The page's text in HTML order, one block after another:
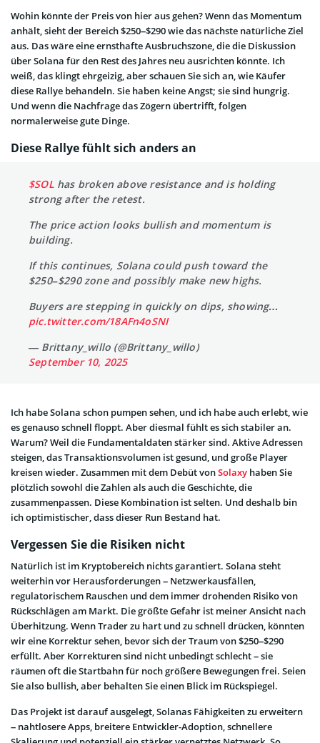
Wohin könnte der Preis von hier aus gehen? Wenn das Momentum
anhält, sieht der Bereich $250–$290 wie das nächste natürliche Ziel
aus. Das wäre eine ernsthafte Ausbruchszone, die die Diskussion
über Solana für den Rest des Jahres neu ausrichten könnte. Ich
weiß, das klingt ehrgeizig, aber schauen Sie sich an, wie Käufer
diese Rallye behandeln. Sie haben keine Angst; sie sind hungrig.
Und wenn die Nachfrage das Zögern übertrifft, folgen
normalerweise gute Dinge.
Diese Rallye fühlt sich anders an
$SOLhas broken above resistance and is holding
strong after the retest.
The price action looks bullish and momentum is
building.
If this continues, Solana could push toward the
$250–$290 zone and possibly make new highs.
Buyers are stepping in quickly on dips, showing…
pic.twitter.com/18AFn4oSNI
— Brittany_willo (@Brittany_willo)
September 10, 2025
Ich habe Solana schon pumpen sehen, und ich habe auch erlebt, wie
es genauso schnell floppt. Aber diesmal fühlt es sich stabiler an.
Warum? Weil die Fundamentaldaten stärker sind. Aktive Adressen
steigen, das Transaktionsvolumen ist gesund, und große Player
kreisen wieder. Zusammen mit dem Debüt vonSolaxy haben Sie
plötzlich sowohl die Zahlen als auch die Geschichte, die
zusammenpassen. Diese Kombination ist selten. Und deshalb bin
ich optimistischer, dass dieser Run Bestand hat.
Vergessen Sie die Risiken nicht
Natürlich ist im Kryptobereich nichts garantiert. Solana steht
weiterhin vor Herausforderungen – Netzwerkausfällen,
regulatorischem Rauschen und dem immer drohenden Risiko von
Rückschlägen am Markt. Die größte Gefahr ist meiner Ansicht nach
Überhitzung. Wenn Trader zu hart und zu schnell drücken, könnten
wir eine Korrektur sehen, bevor sich der Traum von $250–$290
erfüllt. Aber Korrekturen sind nicht unbedingt schlecht – sie
räumen oft die Startbahn für noch größere Bewegungen frei. Seien
Sie also bullish, aber behalten Sie einen Blick im Rückspiegel.
Das Projekt ist darauf ausgelegt, Solanas Fähigkeiten zu erweitern
– nahtlosere Apps, breitere Entwickler-Adoption, schnellere